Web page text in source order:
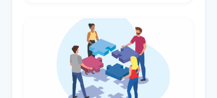
Comportamento Organizacional